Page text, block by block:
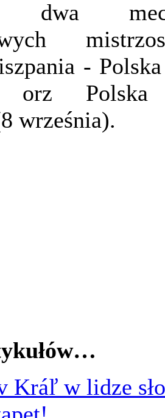
dwa
-
orz
września).
Kráľ w lidze